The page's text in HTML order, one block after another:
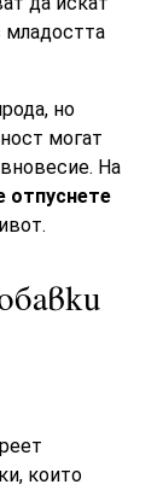
младостта
но
могат
На
отпуснете
които